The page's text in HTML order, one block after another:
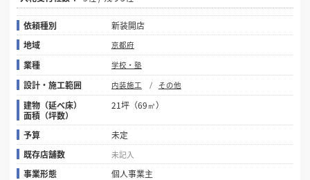
依頼種別
新装開店
地域
京都府
業種 学校・塾
設計・施工範囲 内装施工 その他
建物（延べ床）
面積（坪数）
21坪（69㎡）
予算
未定
既存店舗数
未記入
事業形態 個人事業主